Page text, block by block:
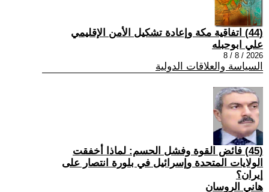
(44) اتفاقية مكة وإعادة تشكيل الأمن الإقليمي
علي ابوحبله
2026 / 8 / 8
السياسة والعلاقات الدولية
(45) فائض القوة وفشل الحسم: لماذا أخفقت
الولايات المتحدة وإسرائيل في بلورة انتصار على
إيران؟
هاني الروسان